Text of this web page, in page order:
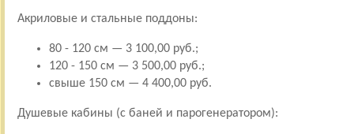
Акриловые и стальные поддоны:
80 - 120 см — 3 100,00 руб.;
120 - 150 см — 3 500,00 руб.;
свыше 150 см — 4 400,00 руб.
Душевые кабины (с баней и парогенератором):